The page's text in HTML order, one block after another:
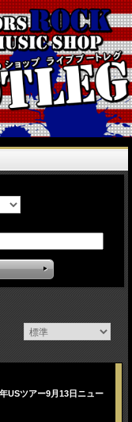
USツアー9月13日ニュー